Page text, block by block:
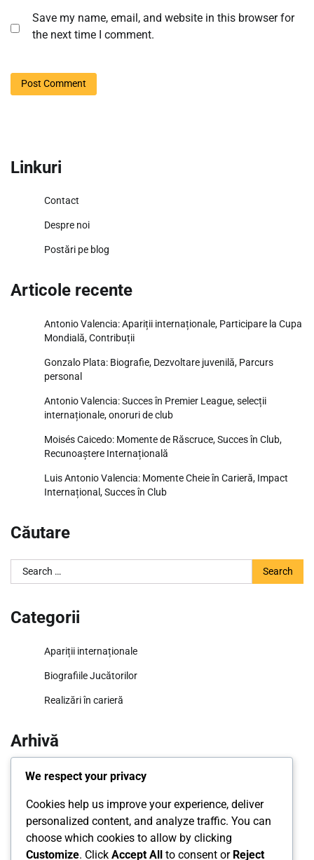
Save my name, email, and website in this browser for
the next time I comment.
Linkuri
Contact
Despre noi
Postări pe blog
Articole recente
Antonio Valencia: Apariții internaționale, Participare la Cupa
Mondială, Contribuții
Gonzalo Plata: Biografie, Dezvoltare juvenilă, Parcurs
personal
Antonio Valencia: Succes în Premier League, selecții
internaționale, onoruri de club
Moisés Caicedo: Momente de Răscruce, Succes în Club,
Recunoaștere Internațională
Luis Antonio Valencia: Momente Cheie în Carieră, Impact
Internațional, Succes în Club
Căutare
Search
for:
Categorii
Apariții internaționale
Biografiile Jucătorilor
Realizări în carieră
Arhivă
March 2026
February 2026
We respect your privacy
Cookies help us improve your experience, deliver
personalized content, and analyze traffic. You can
choose which cookies to allow by clicking
Customize. Click Accept All to consent or Reject